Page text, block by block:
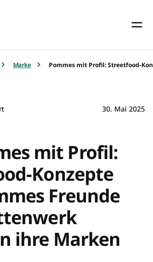
Marke Pommes mit Profil: Streetfood-
30. Mai 2025
mit Profil:
Konzepte
Freunde
ihre Marken